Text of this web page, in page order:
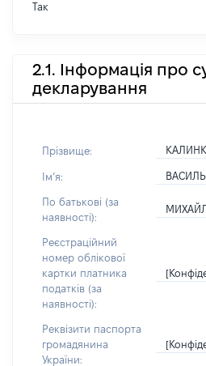
Так
2.1. Інформація про
декларування
Прізвище:
Імʼя: ВАСИЛЬ
По батькові (за
наявності):
Реєстраційний
номер облікової
картки платника
податків (за
наявності):
Реквізити паспорта
громадянина
України: